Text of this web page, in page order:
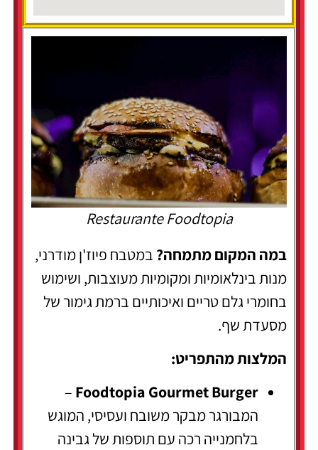
Restaurante Foodtopia
במה המקום מתמחה? במטבח פיוז'ן מודרני,
מנות בינלאומיות ומקומיות מעוצבות, ושימוש
בחומרי גלם טריים ואיכותיים ברמת גימור של
מסעדת שף.
המלצות מהתפריט:
Foodtopia Gourmet Burger
–
המבורגר מבקר משובח ועסיסי, המוגש
בלחמנייה רכה עם תוספות של גבינה